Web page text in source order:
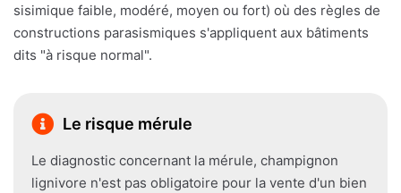
sisimique faible, modéré, moyen ou fort) où des règles de
constructions parasismiques s'appliquent aux bâtiments
dits "à risque normal".
Le risque mérule
Le diagnostic concernant la mérule, champignon
lignivore n'est pas obligatoire pour la vente d'un bien